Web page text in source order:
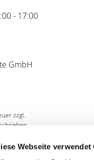
Webseite verwendet
- 17:00
GmbH
zzgl.